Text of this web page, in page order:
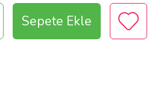
Sepete Ekle